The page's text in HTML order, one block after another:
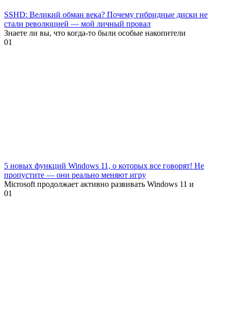
SSHD: Великий обман века? Почему гибридные диски не
стали революцией — мой личный провал
Знаете ли вы, что когда-то были особые накопители
01
5 новых функций Windows 11, о которых все говорят! Не
пропустите — они реально меняют игру
Microsoft продолжает активно развивать Windows 11 и
01